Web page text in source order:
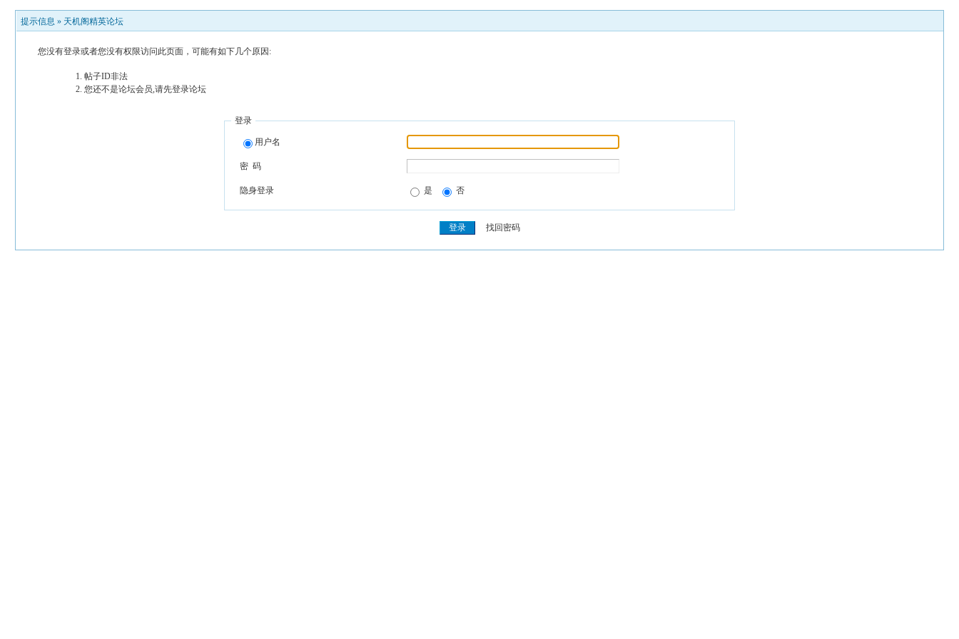
提示信息 » 天机阁精英论坛
您没有登录或者您没有权限访问此页面，可能有如下几个原因:
帖子ID非法
您还不是论坛会员,请先登录论坛
登录
用户名
密 码
隐身登录 是 否
找回密码